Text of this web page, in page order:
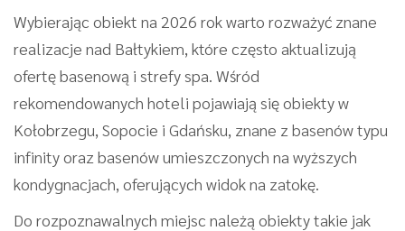
Wybierając obiekt na 2026 rok warto rozważyć znane
realizacje nad Bałtykiem, które często aktualizują
ofertę basenową i strefy spa. Wśród
rekomendowanych hoteli pojawiają się obiekty w
Kołobrzegu, Sopocie i Gdańsku, znane z basenów typu
infinity oraz basenów umieszczonych na wyższych
kondygnacjach, oferujących widok na zatokę.
Do rozpoznawalnych miejsc należą obiekty takie jak